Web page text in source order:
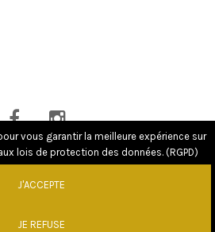
Web Bordeaux|
vous garantir la meilleure expérience sur
lois de protection des données. (RGPD)
J'ACCEPTE
JE REFUSE